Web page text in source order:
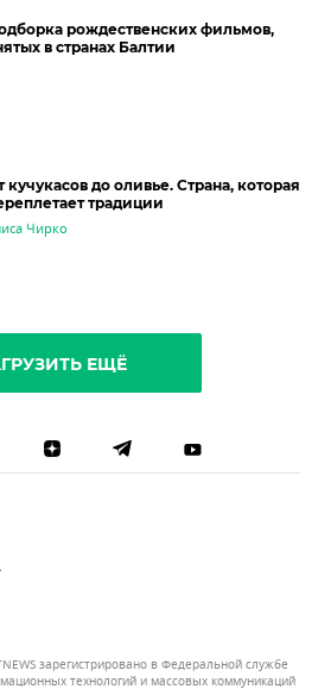
рождественских фильмов,
в странах Балтии
кучукасов до оливье. Страна, которая
традиции
Чирко
ЕЩЁ
зарегистрировано в Федеральной службе
технологий и массовых коммуникаций